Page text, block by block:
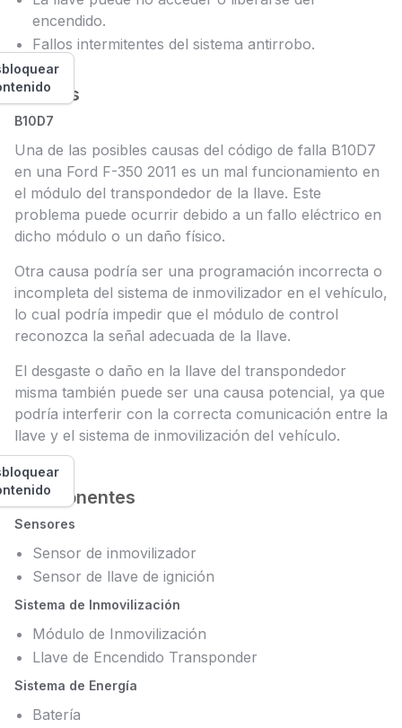
encendido.
Fallos intermitentes del sistema antirrobo.
Causas
B10D7
Una de las posibles causas del código de falla B10D7
en una Ford F-350 2011 es un mal funcionamiento en
el módulo del transpondedor de la llave. Este
problema puede ocurrir debido a un fallo eléctrico en
dicho módulo o un daño físico.
Otra causa podría ser una programación incorrecta o
incompleta del sistema de inmovilizador en el vehículo,
lo cual podría impedir que el módulo de control
reconozca la señal adecuada de la llave.
El desgaste o daño en la llave del transpondedor
misma también puede ser una causa potencial, ya que
podría interferir con la correcta comunicación entre la
llave y el sistema de inmovilización del vehículo.
Componentes
Sensores
Sensor de inmovilizador
Sensor de llave de ignición
Sistema de Inmovilización
Módulo de Inmovilización
Llave de Encendido Transponder
Sistema de Energía
Batería